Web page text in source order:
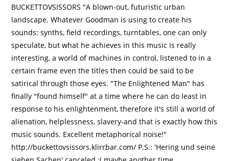
BUCKETTOVSISSORS "A blown-out, futuristic urban
landscape. Whatever Goodman is using to create his
sounds: synths, field recordings, turntables, one can only
speculate, but what he achieves in this music is really
interesting, a world of machines in control, listened to in a
certain frame even the titles then could be said to be
satirical through those eyes. "The Enlightened Man" has
finally "found himself" at a time where he can do least in
response to his enlightenment, therefore it's still a world of
alienation, helplessness, slavery-and that is exactly how this
music sounds. Excellent metaphorical noise!"
http://buckettovsissors.klirrbar.com/ P.S.: 'Hering und seine